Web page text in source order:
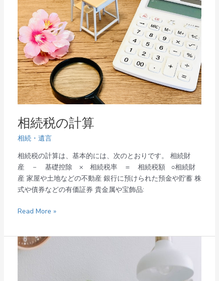
相続税の計算
相続・遺言
相続税の計算は、基本的には、次のとおりです。 相続財
産 － 基礎控除 × 相続税率 ＝ 相続税額 ○相続財
産 家屋や土地などの不動産 銀行に預けられた預金や貯蓄 株
式や債券などの有価証券 貴金属や宝飾品:
の
計
算
Read More »
成
年